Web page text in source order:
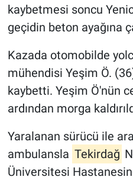
kaybetmesi soncu
geçidin beton ayağına
Kazada otomobilde
mühendisi Yeşim Ö.
kaybetti. Yeşim Ö'nün
ardından morga
Yaralanan sürücü ile
ambulansla Tekirdağ
Üniversitesi